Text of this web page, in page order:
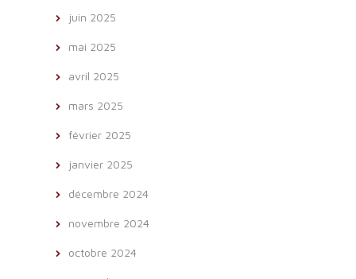
juin 2025
mai 2025
avril 2025
mars 2025
février 2025
janvier 2025
décembre 2024
novembre 2024
octobre 2024